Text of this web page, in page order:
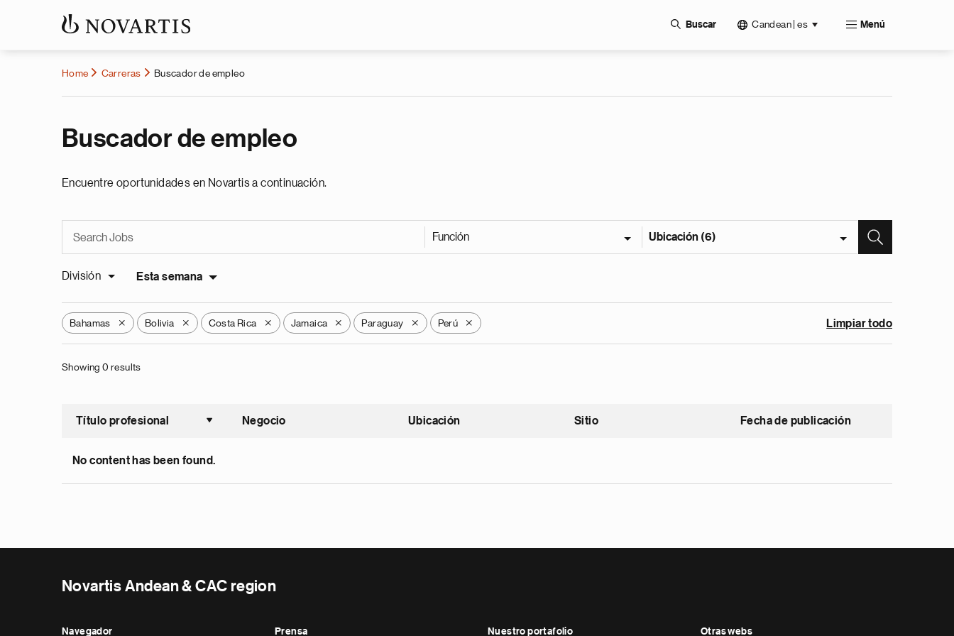
Buscar Candean | es Menú
Home Carreras Buscador de empleo
Buscador de empleo
Encuentre oportunidades en Novartis a continuación.
Función Ubicación (6)
División Esta semana
Bahamas X Bolivia X Costa Rica X Jamaica X Paraguay X Perú X Limpiar todo
Showing 0 results
Título profesional
Ordenar ascendente
Negocio Ubicación Sitio Fecha de publicación
No content has been found.
Novartis Andean & CAC region
Navegador Prensa Nuestro portafolio Otras webs